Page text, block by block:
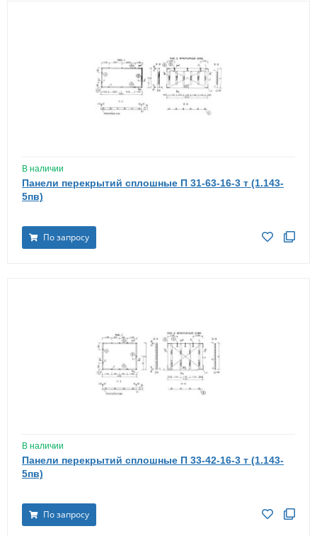
В наличии
Панели перекрытий сплошные П 31-63-16-3 т (1.143-
5пв)
По запросу
В наличии
Панели перекрытий сплошные П 33-42-16-3 т (1.143-
5пв)
По запросу